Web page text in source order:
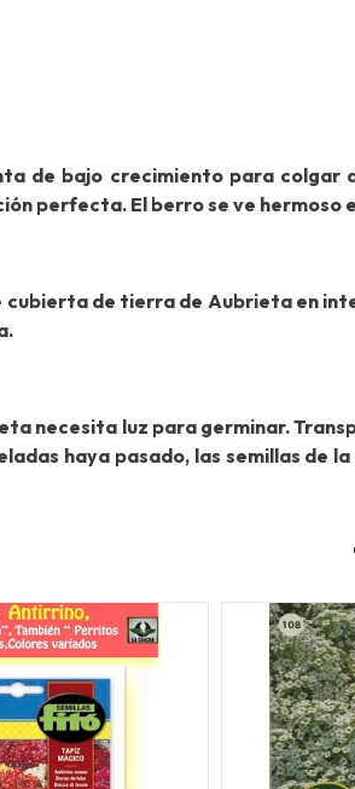
de bajo crecimiento para
perfecta. El berro se ve
cubierta de tierra de Aubrieta en
necesita luz para germinar.
haya pasado, las semillas de